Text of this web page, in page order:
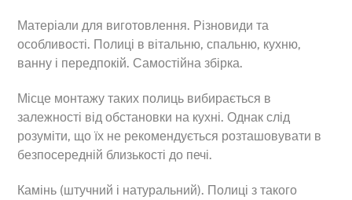
Матеріали для виготовлення. Різновиди та
особливості. Полиці в вітальню, спальню, кухню,
ванну і передпокій. Самостійна збірка.
Місце монтажу таких полиць вибирається в
залежності від обстановки на кухні. Однак слід
розуміти, що їх не рекомендується розташовувати в
безпосередній близькості до печі.
Камінь (штучний і натуральний). Полиці з такого